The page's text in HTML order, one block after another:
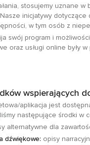
stosujemy uznane
inicjatywy
w tym osób z
swój program i
oraz usługi online były
wspierających
aplikacja jest
następujące środki w
alternatywne dla
dźwiękowe: opisy